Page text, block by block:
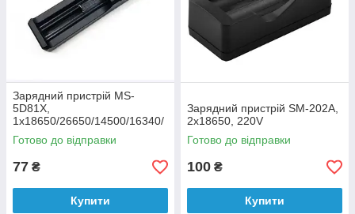
Зарядний пристрій MS-
5D81X,
1х18650/26650/14500/16340/
18500, 4.2V
Готово до відправки
77 ₴
Купити
Зарядний пристрій SM-202А,
2х18650, 220V
Готово до відправки
100 ₴
Купити